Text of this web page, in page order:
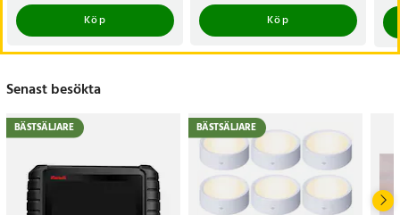
Köp
Köp
Senast besökta
BÄSTSÄLJARE BÄSTSÄLJARE